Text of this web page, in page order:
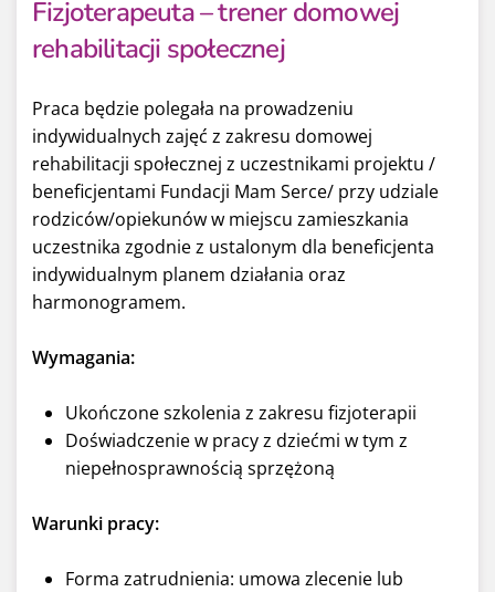
Fizjoterapeuta – trener domowej
rehabilitacji społecznej
Praca będzie polegała na prowadzeniu
indywidualnych zajęć z zakresu domowej
rehabilitacji społecznej z uczestnikami projektu /
beneficjentami Fundacji Mam Serce/ przy udziale
rodziców/opiekunów w miejscu zamieszkania
uczestnika zgodnie z ustalonym dla beneficjenta
indywidualnym planem działania oraz
harmonogramem.
Wymagania:
Ukończone szkolenia z zakresu fizjoterapii
Doświadczenie w pracy z dziećmi w tym z
niepełnosprawnością sprzężoną
Warunki pracy:
Forma zatrudnienia: umowa zlecenie lub